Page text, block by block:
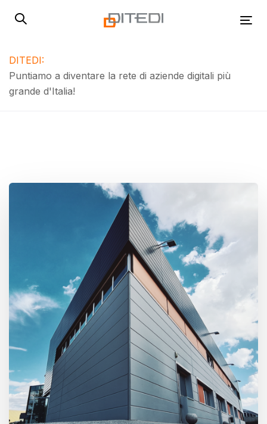
links
navigation
Skip
content
DITEDI:
Puntiamo a diventare la rete di aziende digitali più
grande d'Italia!